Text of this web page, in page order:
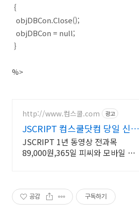
{
objDBCon.Close();
objDBCon = null;
}
%>
http://www.컴스쿨.com 광고
JSCRIPT 컴스쿨닷컴 당일 신청
&결제시 기프티콘!
JSCRIPT 1년 동영상 전과목
89,000원,365일 피씨와 모바일 수
공감 구독하기